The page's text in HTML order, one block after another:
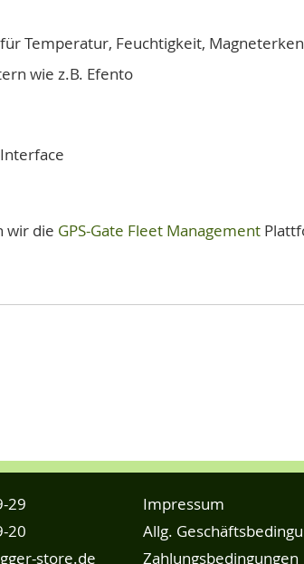
Temperatur, Feuchtigkeit,
wie z.B. Efento
wir die GPS-Gate Fleet Management
29
20
store.de
Impressum
Allg.
Zahlungsbedingungen